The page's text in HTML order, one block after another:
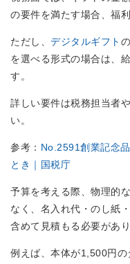
の要件を満たす場合、福
ただし、 デジタルギフト
を選べる形式の場合は、
す。
詳しい要件は税務担当者
い。
参考： No.2591創業記念
とき｜国税庁
予算を考える際、物理的
なく、名入れ代・のし紙
含めて見積もる必要があり
例えば、本体が1,500円